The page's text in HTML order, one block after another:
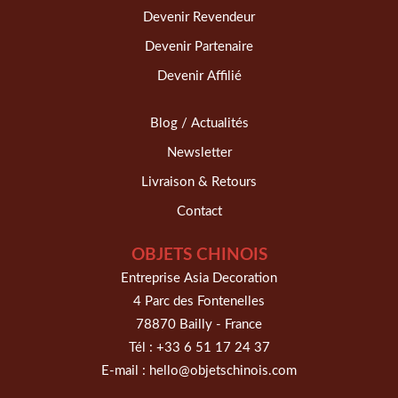
Devenir Revendeur
Devenir Partenaire
Devenir Affilié
Blog / Actualités
Newsletter
Livraison & Retours
Contact
OBJETS CHINOIS
Entreprise Asia Decoration
4 Parc des Fontenelles
78870 Bailly - France
Tél : +33 6 51 17 24 37
E-mail : hello@objetschinois.com